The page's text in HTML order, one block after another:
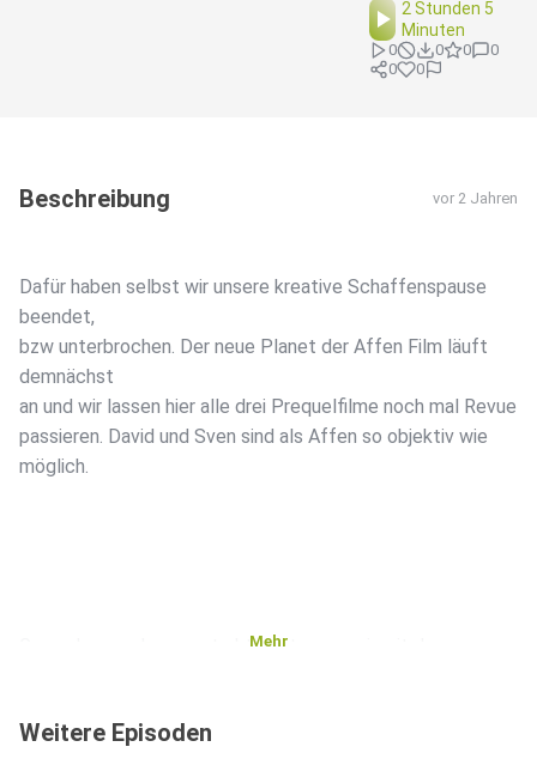
2 Stunden 5
Minuten
0 0 0
0
0
0
Beschreibung vor 2 Jahren
Dafür haben selbst wir unsere kreative Schaffenspause
beendet,
bzw unterbrochen. Der neue Planet der Affen Film läuft
demnächst
an und wir lassen hier alle drei Prequelfilme noch mal Revue
passieren. David und Sven sind als Affen so objektiv wie
möglich.
Ganz clean und super strukturiert rasen wir mit der
Mehr
Weitere Episoden